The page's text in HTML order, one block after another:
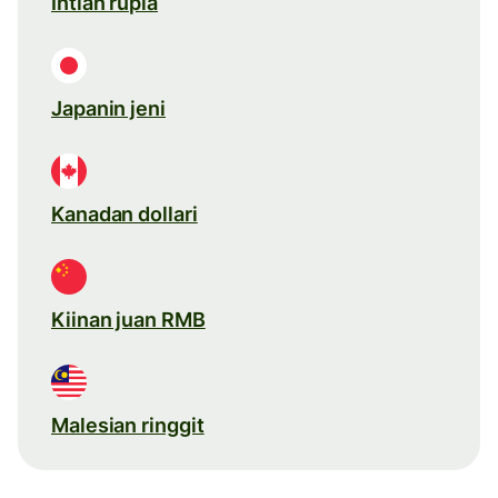
Japanin jeni
Kanadan dollari
Kiinan juan RMB
Malesian ringgit